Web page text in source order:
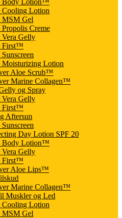
Body Lotion™
Cooling Lotion
MSM Gel
Creme
Vera Gelly
First™
Moisturizing Lotion
Aloe Scrub™
Marine Collagen™
og Spray
Vera Gelly
First™
Aftersun
Day Lotion SPF 20
Body Lotion™
Vera Gelly
First™
Aloe Lips™
Marine Collagen™
Muskler og Led
Cooling Lotion
MSM Gel